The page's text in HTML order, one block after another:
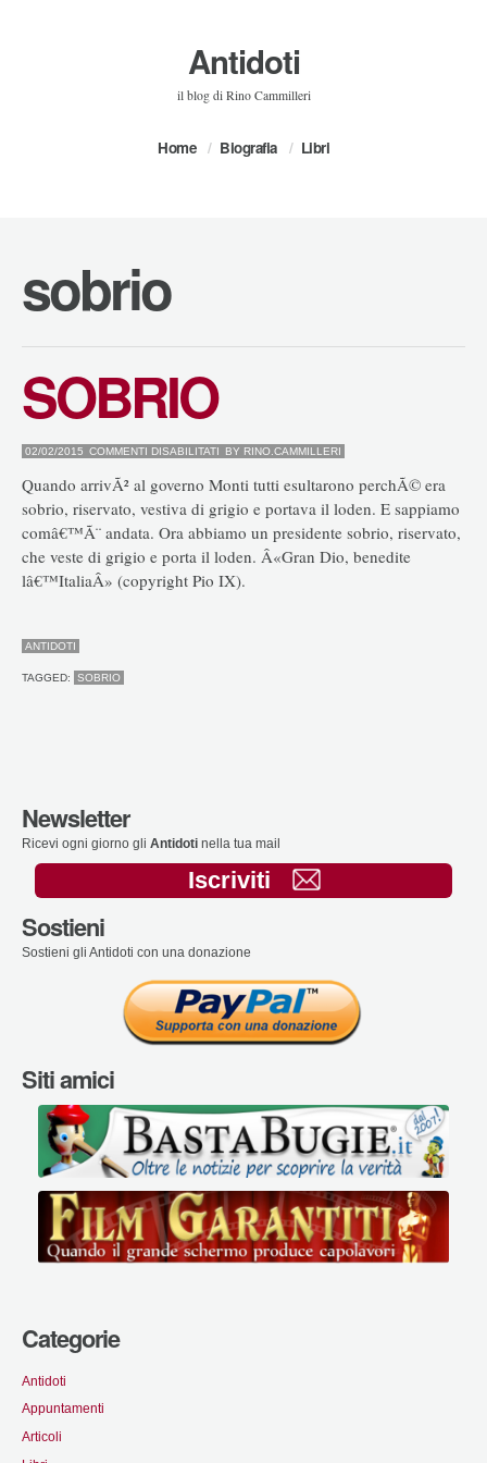
Antidoti
il blog di Rino Cammilleri
Home Biografia Libri
sobrio
SOBRIO
02/02/2015 COMMENTI DISABILITATI SU
BY RINO.CAMMILLERI
Quando arrivÃ² al governo Monti tutti esultarono perchÃ© era
sobrio, riservato, vestiva di grigio e portava il loden. E sappiamo
comâ€™Ã¨ andata. Ora abbiamo un presidente sobrio, riservato,
che veste di grigio e porta il loden. Â«Gran Dio, benedite
lâ€™ItaliaÂ» (copyright Pio IX).
ANTIDOTI
TAGGED: SOBRIO
Newsletter
Ricevi ogni giorno gli Antidoti nella tua mail
Iscriviti
Sostieni
Sostieni gli Antidoti con una donazione
Siti amici
Categorie
Antidoti
Appuntamenti
Articoli